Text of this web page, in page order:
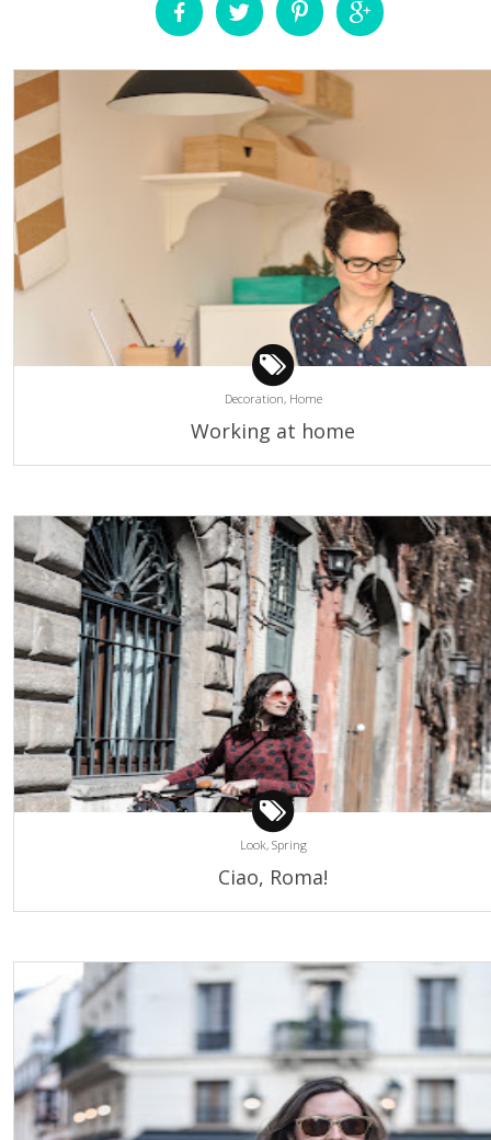
Decoration, Home
Working at home
Look, Spring
Ciao, Roma!